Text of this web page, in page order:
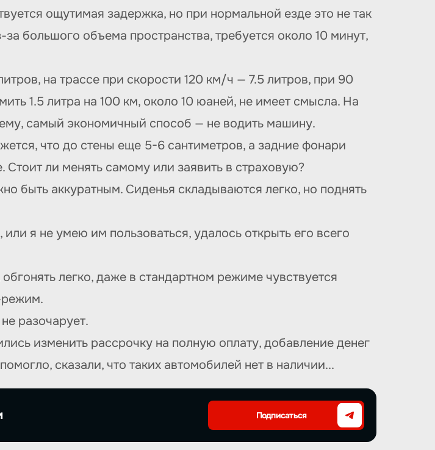
ощутимая задержка, но при нормальной езде это не так
большого объема пространства, требуется около 10 минут,
на трассе при скорости 120 км/ч — 7.5 литров, при 90
1.5 литра на 100 км, около 10 юаней, не имеет смысла. На
самый экономичный способ — не водить машину.
что до стены еще 5-6 сантиметров, а задние фонари
ли менять самому или заявить в страховую?
быть аккуратным. Сиденья складываются легко, но поднять
я не умею им пользоваться, удалось открыть его всего
легко, даже в стандартном режиме чувствуется
режим.
разочарует.
изменить рассрочку на полную оплату, добавление денег
сказали, что таких автомобилей нет в наличии...
Подписаться